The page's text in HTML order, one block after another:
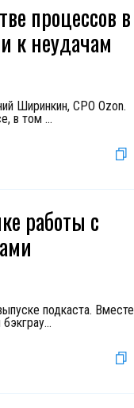
процессов в
к неудачам
Ширинкин, CPO Ozon.
в том ...
работы с
подкаста. Вместе
...